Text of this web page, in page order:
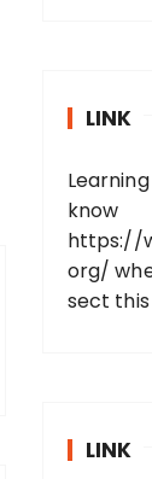
LINK
know
https://
org/
sect
LINK